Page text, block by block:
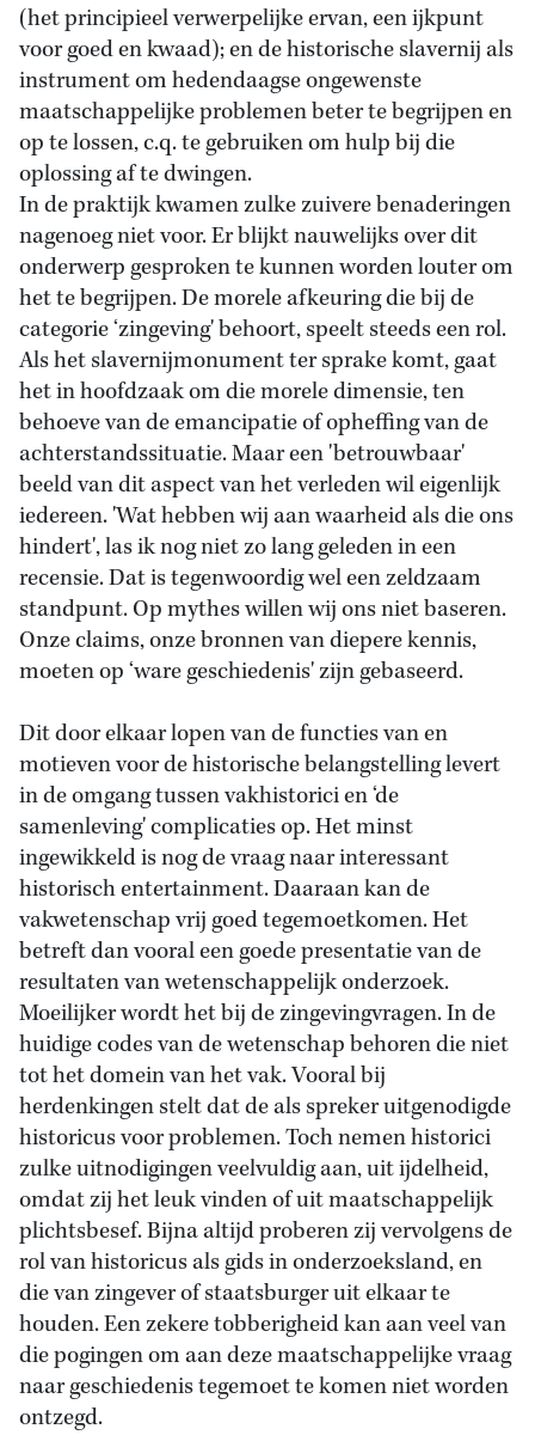
(het principieel verwerpelijke ervan, een ijkpunt
voor goed en kwaad); en de historische slavernij als
instrument om hedendaagse ongewenste
maatschappelijke problemen beter te begrijpen en
op te lossen, c.q. te gebruiken om hulp bij die
oplossing af te dwingen.
In de praktijk kwamen zulke zuivere benaderingen
nagenoeg niet voor. Er blijkt nauwelijks over dit
onderwerp gesproken te kunnen worden louter om
het te begrijpen. De morele afkeuring die bij de
categorie ‘zingeving' behoort, speelt steeds een rol.
Als het slavernijmonument ter sprake komt, gaat
het in hoofdzaak om die morele dimensie, ten
behoeve van de emancipatie of opheffing van de
achterstandssituatie. Maar een 'betrouwbaar'
beeld van dit aspect van het verleden wil eigenlijk
iedereen. 'Wat hebben wij aan waarheid als die ons
hindert', las ik nog niet zo lang geleden in een
recensie. Dat is tegenwoordig wel een zeldzaam
standpunt. Op mythes willen wij ons niet baseren.
Onze claims, onze bronnen van diepere kennis,
moeten op ‘ware geschiedenis' zijn gebaseerd.
Dit door elkaar lopen van de functies van en
motieven voor de historische belangstelling levert
in de omgang tussen vakhistorici en ‘de
samenleving' complicaties op. Het minst
ingewikkeld is nog de vraag naar interessant
historisch entertainment. Daaraan kan de
vakwetenschap vrij goed tegemoetkomen. Het
betreft dan vooral een goede presentatie van de
resultaten van wetenschappelijk onderzoek.
Moeilijker wordt het bij de zingevingvragen. In de
huidige codes van de wetenschap behoren die niet
tot het domein van het vak. Vooral bij
herdenkingen stelt dat de als spreker uitgenodigde
historicus voor problemen. Toch nemen historici
zulke uitnodigingen veelvuldig aan, uit ijdelheid,
omdat zij het leuk vinden of uit maatschappelijk
plichtsbesef. Bijna altijd proberen zij vervolgens de
rol van historicus als gids in onderzoeksland, en
die van zingever of staatsburger uit elkaar te
houden. Een zekere tobberigheid kan aan veel van
die pogingen om aan deze maatschappelijke vraag
naar geschiedenis tegemoet te komen niet worden
ontzegd.